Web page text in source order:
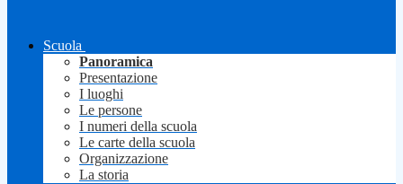
Scuola
Panoramica
Presentazione
I luoghi
Le persone
I numeri della scuola
Le carte della scuola
Organizzazione
La storia